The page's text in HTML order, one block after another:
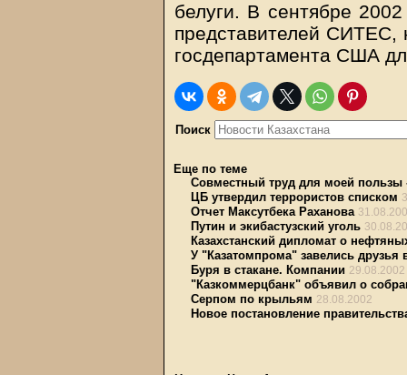
белуги. В сентябре
представителей СИТЕС,
госдепартамента США
Поиск
Еще по теме
Совместный труд для моей пользы
ЦБ утвердил террористов списком
Отчет Максутбека Раханова
Путин и экибастузский уголь
Казахстанский дипломат о
У "Казатомпрома" завелись друзья
Буря в стакане. Компании 29.08.2002
"Казкоммерцбанк" объявил о
Серпом по крыльям 28.08.2002
Новое постановление